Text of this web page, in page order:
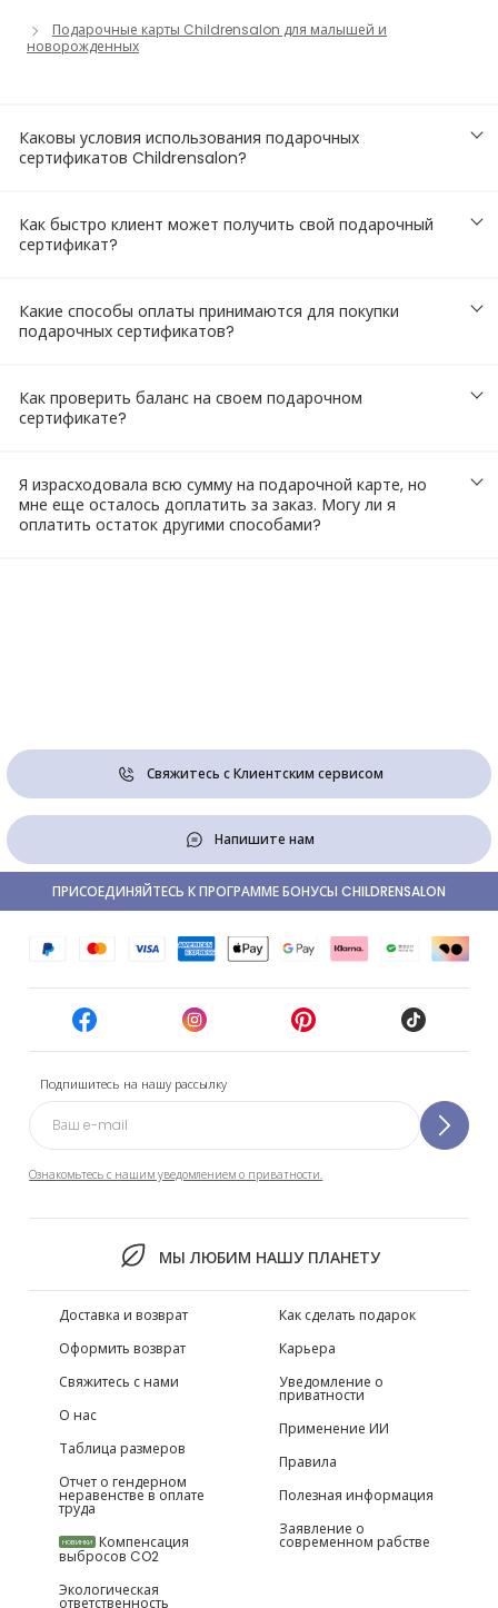
Подарочные карты Childrensalon для малышей и
новорожденных
Каковы условия использования подарочных
сертификатов Childrensalon?
Как быстро клиент может получить свой подарочный
сертификат?
Какие способы оплаты принимаются для покупки
подарочных сертификатов?
Как проверить баланс на своем подарочном
сертификате?
Я израсходовала всю сумму на подарочной карте, но
мне еще осталось доплатить за заказ. Могу ли я
оплатить остаток другими способами?
Свяжитесь с Клиентским сервисом
Напишите нам
Подпишитесь на нашу рассылку
Ознакомьтесь с нашим уведомлением о приватности.
МЫ ЛЮБИМ НАШУ ПЛАНЕТУ
ПРИСОЕДИНЯЙТЕСЬ К ПРОГРАММЕ БОНУСЫ CHILDRENSALON
Доставка и возврат
Оформить возврат
Свяжитесь с нами
О нас
Таблица размеров
Отчет о гендерном
неравенстве в оплате
труда
НОВИНКИ Компенсация
выбросов CO2
Экологическая
ответственность
Как сделать подарок
Карьера
Уведомление о
приватности
Применение ИИ
Правила
Полезная информация
Заявление о
современном рабстве